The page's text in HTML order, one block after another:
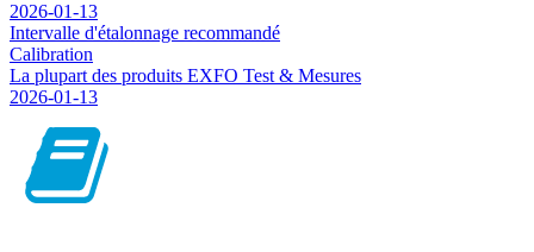
2026-01-13
Intervalle d'étalonnage recommandé
Calibration
La plupart des produits EXFO Test & Mesures
2026-01-13